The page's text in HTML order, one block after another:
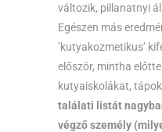
változik, pillanatnyi
Egészen más
’kutyakozmetikus’
először, mintha
kutyaiskolákat,
találati listát
végző személy